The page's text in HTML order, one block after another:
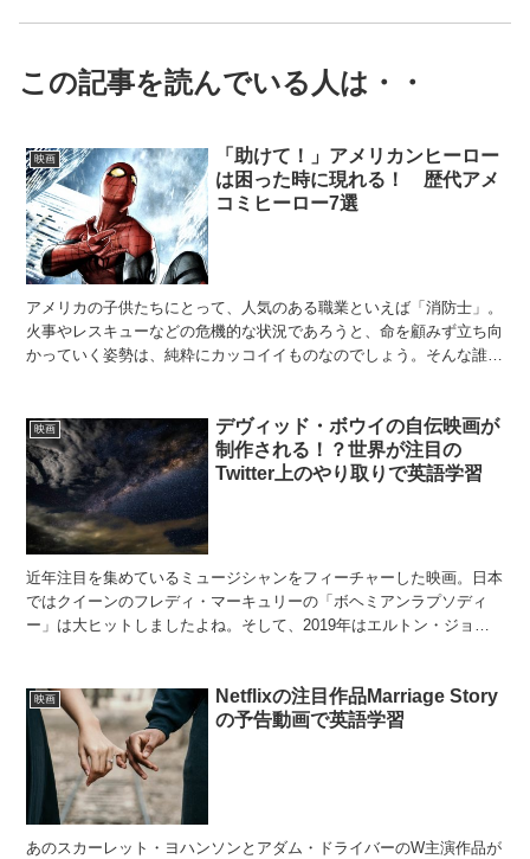
この記事を読んでいる人は・・
映画
「助けて！」アメリカンヒーロー
は困った時に現れる！ 歴代アメ
コミヒーロー7選
アメリカの子供たちにとって、人気のある職業といえば「消防士」。
火事やレスキューなどの危機的な状況であろうと、命を顧みず立ち向
かっていく姿勢は、純粋にカッコイイものなのでしょう。そんな誰か
映画
デヴィッド・ボウイの自伝映画が
制作される！？世界が注目の
Twitter上のやり取りで英語学習
近年注目を集めているミュージシャンをフィーチャーした映画。日本
ではクイーンのフレディ・マーキュリーの「ボヘミアンラプソディ
ー」は大ヒットしましたよね。そして、2019年はエルトン・ジョン
映画
Netflixの注目作品Marriage Story
の予告動画で英語学習
あのスカーレット・ヨハンソンとアダム・ドライバーのW主演作品が